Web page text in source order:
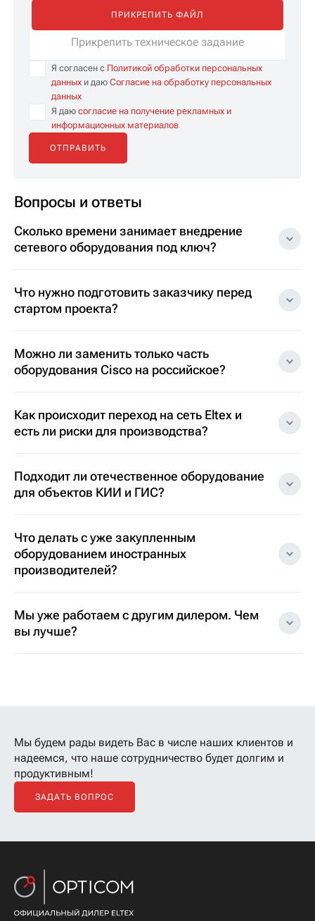
ПРИКРЕПИТЬ ФАЙЛ
Прикрепить техническое задание
Я согласен с Политикой обработки персональных
данных и даю Согласие на обработку персональных
данных
Я даю согласие на получение рекламных и
информационных материалов
Вопросы и ответы
Сколько времени занимает внедрение
сетевого оборудования под ключ?
Что нужно подготовить заказчику перед
стартом проекта?
Можно ли заменить только часть
оборудования Cisco на российское?
Как происходит переход на сеть Eltex и
есть ли риски для производства?
Подходит ли отечественное оборудование
для объектов КИИ и ГИС?
Что делать с уже закупленным
оборудованием иностранных
производителей?
Мы уже работаем с другим дилером. Чем
вы лучше?
Мы будем рады видеть Вас в числе наших клиентов и
надеемся, что наше сотрудничество будет долгим и
продуктивным!
ЗАДАТЬ ВОПРОС